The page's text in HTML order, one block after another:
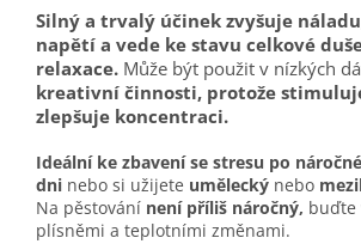
Silný a trvalý účinek zvyšuje
napětí a vede ke stavu celkové
relaxace. Může být použit v nízkých
kreativní činnosti, protože
zlepšuje koncentraci.
Ideální ke zbavení se stresu po
dni nebo si užijete umělecký nebo
Na pěstování není příliš náročný, buďte
plísněmi a teplotními změnami.